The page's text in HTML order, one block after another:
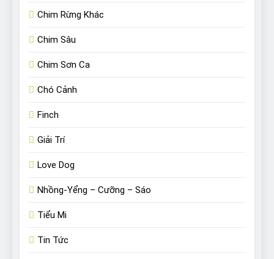
Chim Rừng Khác
Chim Sâu
Chim Sơn Ca
Chó Cảnh
Finch
Giải Trí
Love Dog
Nhồng-Yểng – Cưỡng – Sáo
Tiểu Mi
Tin Tức